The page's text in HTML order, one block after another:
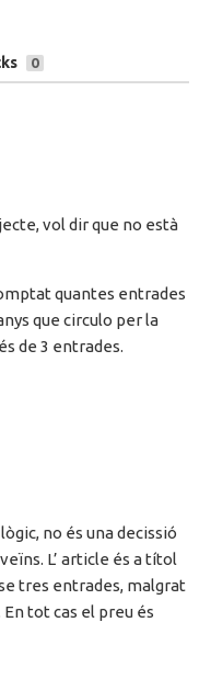
0
vol dir que no està
quantes entrades
que circulo per la
de 3 entrades.
no és una decissió
L’ article és a títol
tres entrades, malgrat
En tot cas el preu és